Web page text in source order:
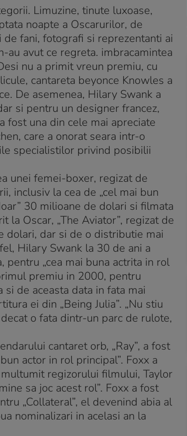
Limuzine, tinute luxoase,
noapte a Oscarurilor, de
fani, fotografi si reprezentanti ai
avut ce regreta. imbracamintea
nu a primit vreun premiu, cu
cantareta beyonce Knowles a
De asemenea, Hilary Swank a
si pentru un designer francez,
fost una din cele mai apreciate
care a onorat seara intr-o
specialistilor privind posibilii
unei femei-boxer, regizat de
inclusiv la cea de „cel mai bun
30 milioane de dolari si filmata
la Oscar, „The Aviator”, regizat de
dolari, dar si de o distributie mai
Hilary Swank la 30 de ani a
„cea mai buna actrita in rol
premiu in 2000, pentru
si de aceasta data in fata mai
ei din „Being Julia”. „Nu stiu
o fata dintr-un parc de rulote,
cantaret orb, „Ray”, a fost
actor in rol principal”. Foxx a
regizorului filmului, Taylor
sa joc acest rol”. Foxx a fost
„Collateral”, el devenind abia al
nominalizari in acelasi an la